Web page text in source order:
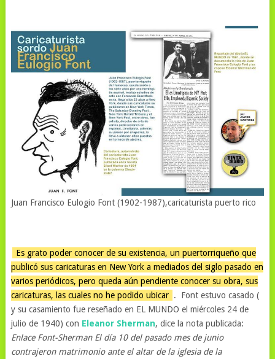
Juan Francisco Eulogio Font (1902-1987),caricaturista puerto rico
Es grato poder conocer de su existencia, un puertorriqueño que
publicó sus caricaturas en New York a mediados del siglo pasado en
varios periódicos, pero queda aún pendiente conocer su obra, sus
caricaturas, las cuales no he podido ubicar . Font estuvo casado (
y su casamiento fue reseñado en EL MUNDO el miércoles 24 de
julio de 1940) con Eleanor Sherman, dice la nota publicada:
Enlace Font-Sherman El día 10 del pasado mes de junio
contrajeron matrimonio ante el altar de la iglesia de la